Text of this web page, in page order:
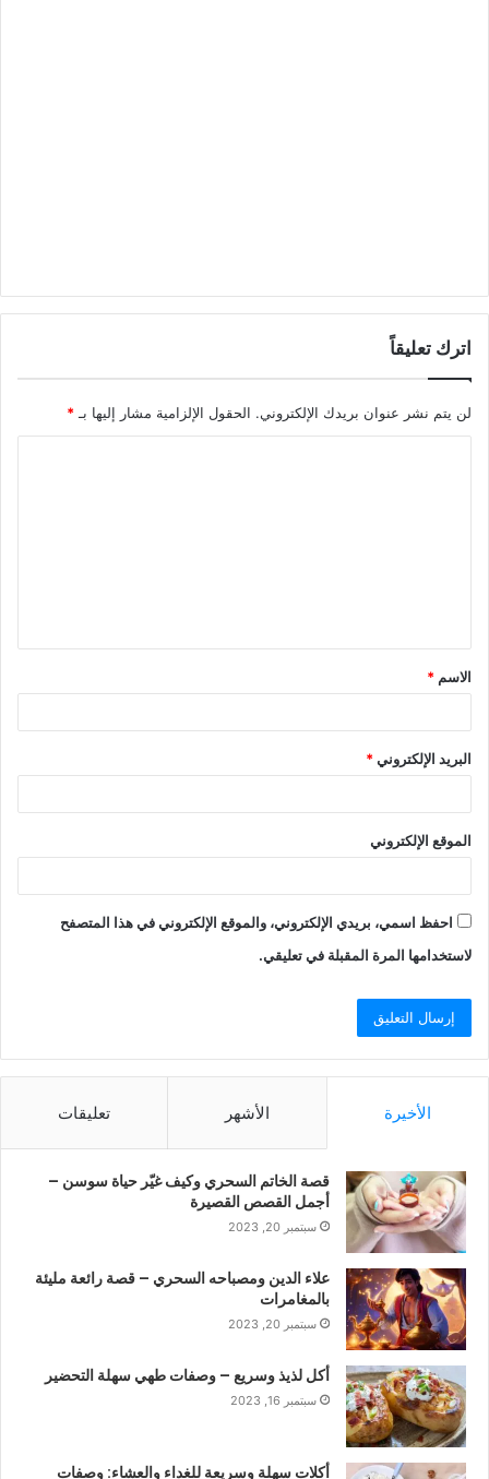
اترك تعليقاً
لن يتم نشر عنوان بريدك الإلكتروني. الحقول الإلزامية مشار إليها بـ *
الاسم *
البريد الإلكتروني*
الموقع الإلكتروني
احفظ اسمي، بريدي الإلكتروني، والموقع الإلكتروني في هذا المتصفح
لاستخدامها المرة المقبلة في تعليقي.
الأخيرة الأشهر تعليقات
قصة الخاتم السحري وكيف غيّر حياة سوسن –
أجمل القصص القصيرة
سبتمبر 20, 2023
علاء الدين ومصباحه السحري – قصة رائعة مليئة
بالمغامرات
سبتمبر 20, 2023
أكل لذيذ وسريع – وصفات طهي سهلة التحضير
سبتمبر 16, 2023
أكلات سهلة وسريعة للغداء والعشاء: وصفات